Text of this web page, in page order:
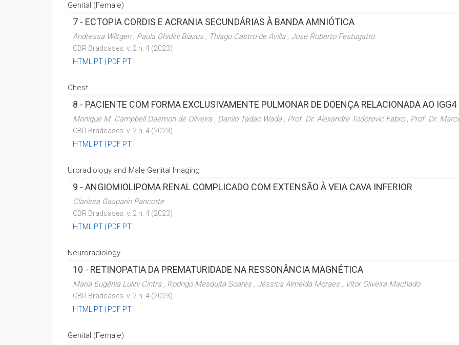
Genital (Female)
7 - ECTOPIA CORDIS E ACRANIA SECUNDÁRIAS À BANDA AMNIÓTICA
Andressa Wiltgen , Paula Ghidini Biazus , Thiago Castro de Avilla , José Roberto Festugatto
CBR Bradcases. v. 2 n. 4 (2023)
HTML PT
PDF PT
Chest
8 - PACIENTE COM FORMA EXCLUSIVAMENTE PULMONAR DE DOENÇA RELACIONADA AO IGG4
Monique M. Campbell Daemon de Oliveira , Danilo Tadao Wada , Prof. Dr. Alexandre Todorovic Fabro , Prof. Dr.
CBR Bradcases. v. 2 n. 4 (2023)
HTML PT
PDF PT
Uroradiology and Male Genital Imaging
9 - ANGIOMIOLIPOMA RENAL COMPLICADO COM EXTENSÃO À VEIA CAVA INFERIOR
Clarissa Gasparin Pancotte
CBR Bradcases. v. 2 n. 4 (2023)
HTML PT
PDF PT
Neuroradiology
10 - RETINOPATIA DA PREMATURIDADE NA RESSONÂNCIA MAGNÉTICA
Maria Eugênia Lulini Cintra , Rodrigo Mesquita Soares , Jéssica Almeida Moraes , Vitor Oliveira Machado
CBR Bradcases. v. 2 n. 4 (2023)
HTML PT
PDF PT
Genital (Female)